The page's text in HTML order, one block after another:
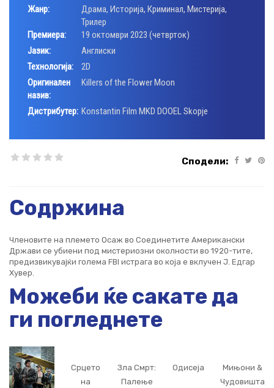
Жанр:
Драма, Историја, Криминал, Мистерија,
Трилер
Премиера:
19 октомври 2023 (четврток)
Јазик:
Aнглиски
Технологија:
2D
Оригинален
назив:
Killers of the Flower Moon
Дистрибутер: Konstantin Film MKD DOOEL Skopje
Сподели:
Содржина
Членовите на племето Осаж во Соединетите Американски
Држави се убиени под мистериозни околности во 1920-тите,
предизвикувајќи голема FBI истрага во која е вклучен Ј. Едгар
Хувер.
Можеби ќе сакате да
ги погледнете
Срцето
на
Зла Смрт:
Палење
Одисеја
Мињони &
Чудовишта